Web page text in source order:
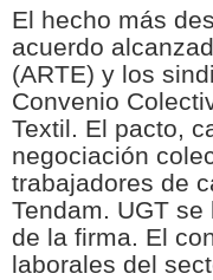
El hecho más
acuerdo
(ARTE) y los
Convenio
Textil. El pacto,
negociación
trabajadores de
Tendam. UGT
de la firma. El
laborales del